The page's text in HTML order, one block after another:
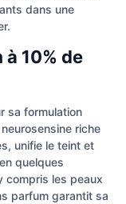
dans une
à 10% de
sa formulation
riche
unifie le teint et
quelques
compris les peaux
parfum garantit sa